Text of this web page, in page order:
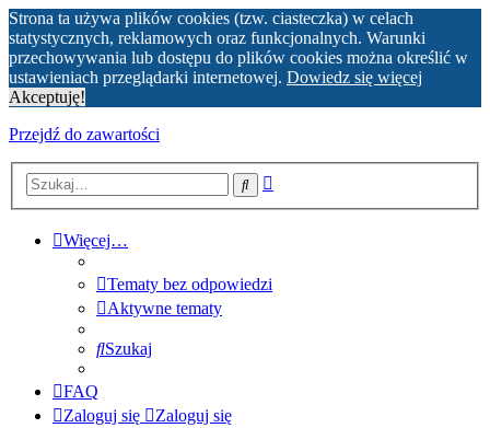
Strona ta używa plików cookies (tzw. ciasteczka) w celach
statystycznych, reklamowych oraz funkcjonalnych. Warunki
przechowywania lub dostępu do plików cookies można określić w
ustawieniach przeglądarki internetowej. Dowiedz się więcej
Akceptuję!
Przejdź do zawartości
Szukaj
Więcej…
Tematy bez odpowiedzi
Aktywne tematy
Szukaj
FAQ
Zaloguj się
Zaloguj się